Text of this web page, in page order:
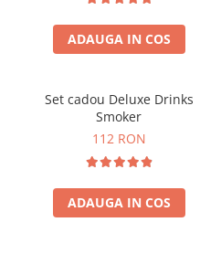
ADAUGA IN COS
Set cadou Deluxe Drinks
Smoker
112 RON
ADAUGA IN COS